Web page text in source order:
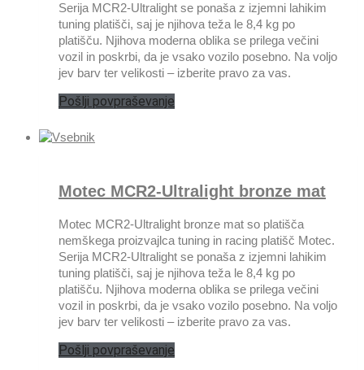
Serija MCR2-Ultralight se ponaša z izjemni lahikim
tuning platišči, saj je njihova teža le 8,4 kg po
platišču. Njihova moderna oblika se prilega večini
vozil in poskrbi, da je vsako vozilo posebno. Na voljo
jev barv ter velikosti – izberite pravo za vas.
Pošlji povpraševanje
Motec MCR2-Ultralight bronze mat
Motec MCR2-Ultralight bronze mat so platišča
nemškega proizvajlca tuning in racing platišč Motec.
Serija MCR2-Ultralight se ponaša z izjemni lahikim
tuning platišči, saj je njihova teža le 8,4 kg po
platišču. Njihova moderna oblika se prilega večini
vozil in poskrbi, da je vsako vozilo posebno. Na voljo
jev barv ter velikosti – izberite pravo za vas.
Pošlji povpraševanje